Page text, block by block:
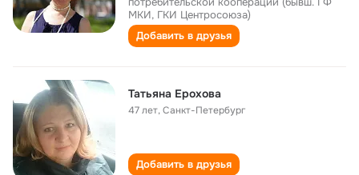
МКИ, ГКИ Центросоюза)
Добавить в друзья
Татьяна Ерохова
47 лет,Санкт-Петербург
Добавить в друзья